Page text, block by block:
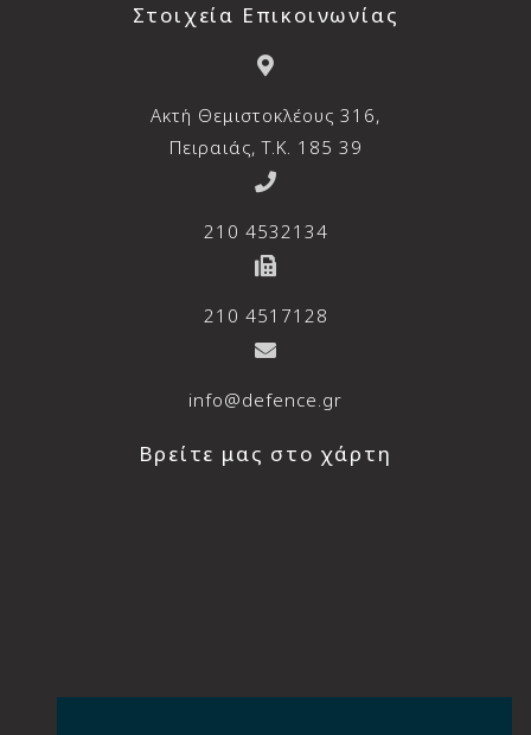
Στοιχεία Επικοινωνίας
Aκτή Θεμιστοκλέους 316,
Πειραιάς, T.K. 185 39
210 4532134
210 4517128
info@defence.gr
Βρείτε μας στο χάρτη